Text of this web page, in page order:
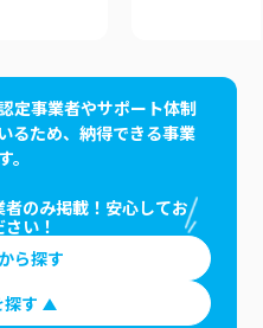
定事業者やサポート体制
るため、納得できる事業
のみ掲載！安心してお
い！
ら探す
す